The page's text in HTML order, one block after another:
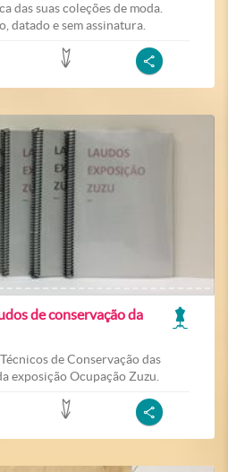
das suas coleções de moda.
datado e sem assinatura.
de conservação da
de Conservação das
exposição Ocupação Zuzu.